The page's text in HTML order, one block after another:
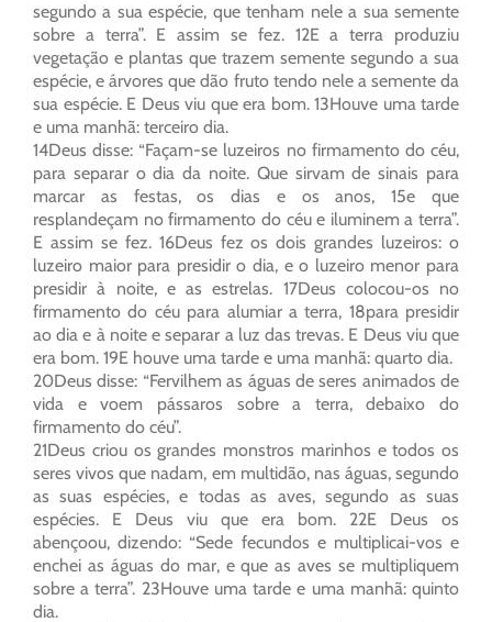
segundo a sua espécie, que tenham nele a sua semente
sobre a terra”. E assim se fez. 12E a terra produziu
vegetação e plantas que trazem semente segundo a sua
espécie, e árvores que dão fruto tendo nele a semente da
sua espécie. E Deus viu que era bom. 13Houve uma tarde
e uma manhã: terceiro dia.
14Deus disse: “Façam-se luzeiros no firmamento do céu,
para separar o dia da noite. Que sirvam de sinais para
marcar as festas, os dias e os anos, 15e que
resplandeçam no firmamento do céu e iluminem a terra”.
E assim se fez. 16Deus fez os dois grandes luzeiros: o
luzeiro maior para presidir o dia, e o luzeiro menor para
presidir à noite, e as estrelas. 17Deus colocou-os no
firmamento do céu para alumiar a terra, 18para presidir
ao dia e à noite e separar a luz das trevas. E Deus viu que
era bom. 19E houve uma tarde e uma manhã: quarto dia.
20Deus disse: “Fervilhem as águas de seres animados de
vida e voem pássaros sobre a terra, debaixo do
firmamento do céu”.
21Deus criou os grandes monstros marinhos e todos os
seres vivos que nadam, em multidão, nas águas, segundo
as suas espécies, e todas as aves, segundo as suas
espécies. E Deus viu que era bom. 22E Deus os
abençoou, dizendo: “Sede fecundos e multiplicai-vos e
enchei as águas do mar, e que as aves se multipliquem
sobre a terra”. 23Houve uma tarde e uma manhã: quinto
dia.